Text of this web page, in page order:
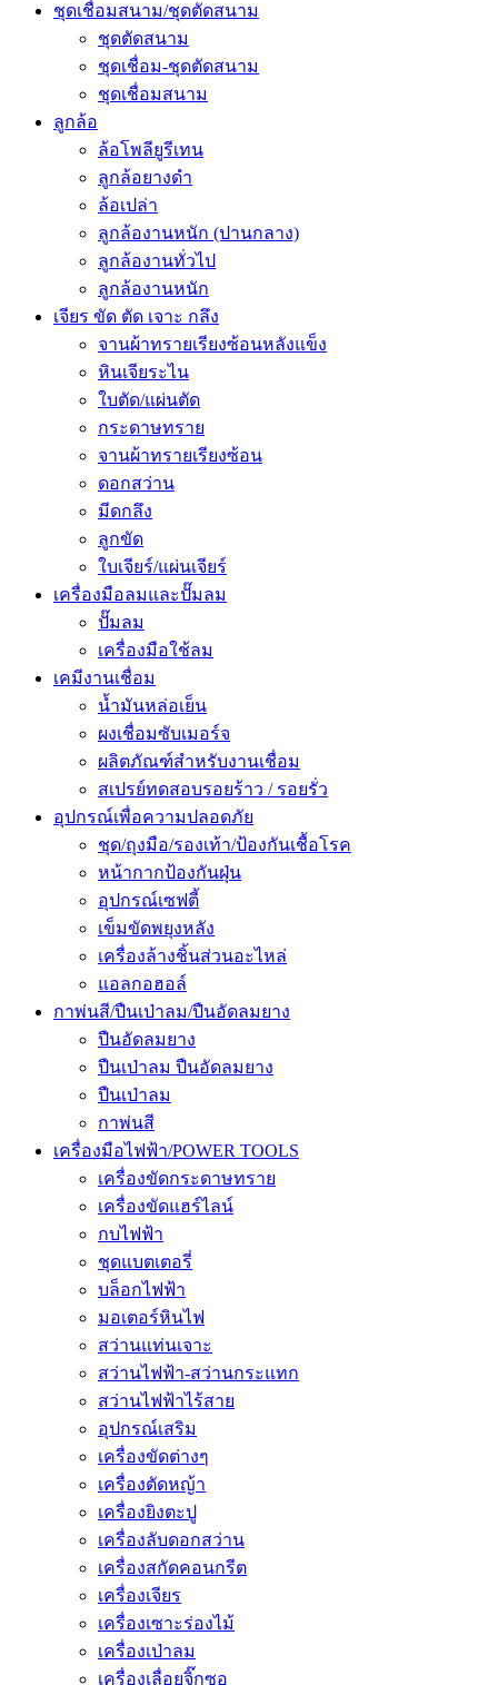
ชุดเชื่อมสนาม/ชุดตัดสนาม
ชุดตัดสนาม
ชุดเชื่อม-ชุดตัดสนาม
ชุดเชื่อมสนาม
ลูกล้อ
ล้อโพลียูรีเทน
ลูกล้อยางดำ
ล้อเปล่า
ลูกล้องานหนัก (ปานกลาง)
ลูกล้องานทั่วไป
ลูกล้องานหนัก
เจียร ขัด ตัด เจาะ กลึง
จานผ้าทรายเรียงซ้อนหลังแข็ง
หินเจียระไน
ใบตัด/แผ่นตัด
กระดาษทราย
จานผ้าทรายเรียงซ้อน
ดอกสว่าน
มีดกลึง
ลูกขัด
ใบเจียร์/แผ่นเจียร์
เครื่องมือลมและปั๊มลม
ปั๊มลม
เครื่องมือใช้ลม
เคมีงานเชื่อม
น้ำมันหล่อเย็น
ผงเชื่อมซับเมอร์จ
ผลิตภัณฑ์สำหรับงานเชื่อม
สเปรย์ทดสอบรอยร้าว / รอยรั่ว
อุปกรณ์เพื่อความปลอดภัย
ชุด/ถุงมือ/รองเท้า/ป้องกันเชื้อโรค
หน้ากากป้องกันฝุ่น
อุปกรณ์เซฟตี้
เข็มขัดพยุงหลัง
เครื่องล้างชิ้นส่วนอะไหล่
แอลกอฮอล์
กาพ่นสี/ปืนเป่าลม/ปืนอัดลมยาง
ปืนอัดลมยาง
ปืนเป่าลม ปืนอัดลมยาง
ปืนเป่าลม
กาพ่นสี
เครื่องมือไฟฟ้า/POWER TOOLS
เครื่องขัดกระดาษทราย
เครื่องขัดแฮร์ไลน์
กบไฟฟ้า
ชุดแบตเตอรี่
บล็อกไฟฟ้า
มอเตอร์หินไฟ
สว่านแท่นเจาะ
สว่านไฟฟ้า-สว่านกระแทก
สว่านไฟฟ้าไร้สาย
อุปกรณ์เสริม
เครื่องขัดต่างๆ
เครื่องตัดหญ้า
เครื่องยิงตะปู
เครื่องลับดอกสว่าน
เครื่องสกัดคอนกรีต
เครื่องเจียร
เครื่องเซาะร่องไม้
เครื่องเป่าลม
เครื่องเลื่อยจิ๊กซอ